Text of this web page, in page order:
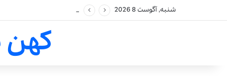
شنبه, آگوست 8 2026